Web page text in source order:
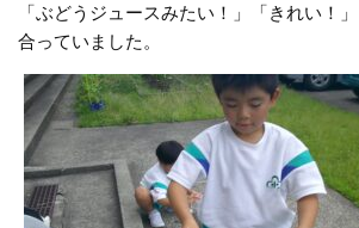
「ぶどうジュースみたい！」「きれい！
合っていました。